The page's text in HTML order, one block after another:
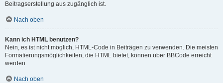
Beitragserstellung aus zugänglich ist.
Nach oben
Kann ich HTML benutzen?
Nein, es ist nicht möglich, HTML-Code in Beiträgen zu verwenden. Die meisten
Formatierungsmöglichkeiten, die HTML bietet, können über BBCode erreicht
werden.
Nach oben